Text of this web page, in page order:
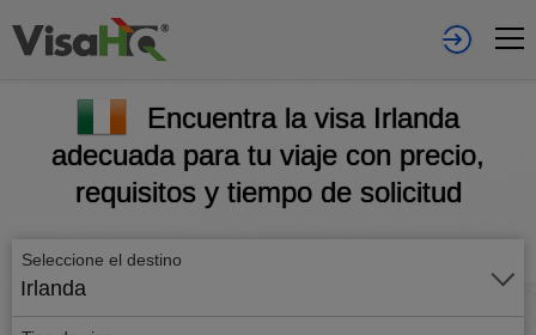
Encuentra la visa Irlanda
adecuada para tu viaje con precio,
requisitos y tiempo de solicitud
Seleccione el destino
Irlanda